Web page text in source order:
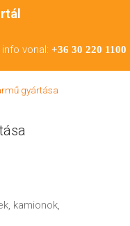
vonal: +36 30 220 1100
gyártása
kamionok,